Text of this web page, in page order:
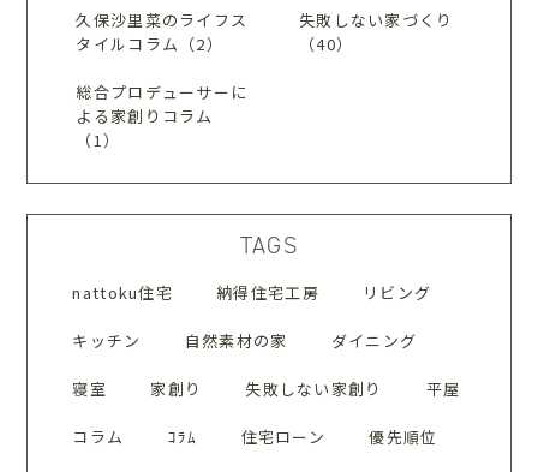
久保沙里菜のライフス
タイルコラム（2）
失敗しない家づくり
（40）
総合プロデューサーに
よる家創りコラム
（1）
TAGS
nattoku住宅 納得住宅工房 リビング
キッチン 自然素材の家 ダイニング
寝室 家創り 失敗しない家創り 平屋
コラム ｺﾗﾑ 住宅ローン 優先順位